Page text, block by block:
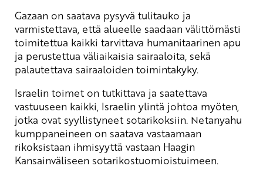
Gazaan on saatava pysyvä tulitauko ja
varmistettava, että alueelle saadaan välittömästi
toimitettua kaikki tarvittava humanitaarinen apu
ja perustettua väliaikaisia sairaaloita, sekä
palautettava sairaaloiden toimintakyky.
Israelin toimet on tutkittava ja saatettava
vastuuseen kaikki, Israelin ylintä johtoa myöten,
jotka ovat syyllistyneet sotarikoksiin. Netanyahu
kumppaneineen on saatava vastaamaan
rikoksistaan ihmisyyttä vastaan Haagin
Kansainväliseen sotarikostuomioistuimeen.